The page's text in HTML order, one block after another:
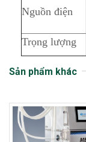
Nguồn điện
Trọng lượng
Sản phẩm khác